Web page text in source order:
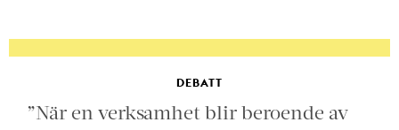
DEBATT
”När en verksamhet blir beroende av